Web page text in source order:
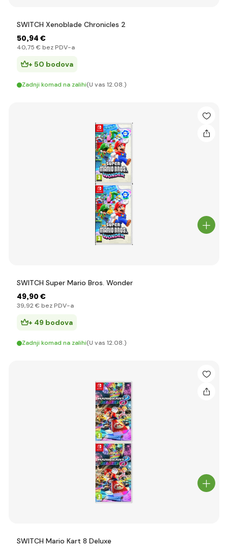
SWITCH Xenoblade Chronicles 2
50,94 €
40,75 € bez PDV-a
+ 50 bodova
Zadnji komad na zalihi(U vas 12.08.)
SWITCH Super Mario Bros. Wonder
49,90 €
39,92 € bez PDV-a
+ 49 bodova
Zadnji komad na zalihi(U vas 12.08.)
SWITCH Mario Kart 8 Deluxe